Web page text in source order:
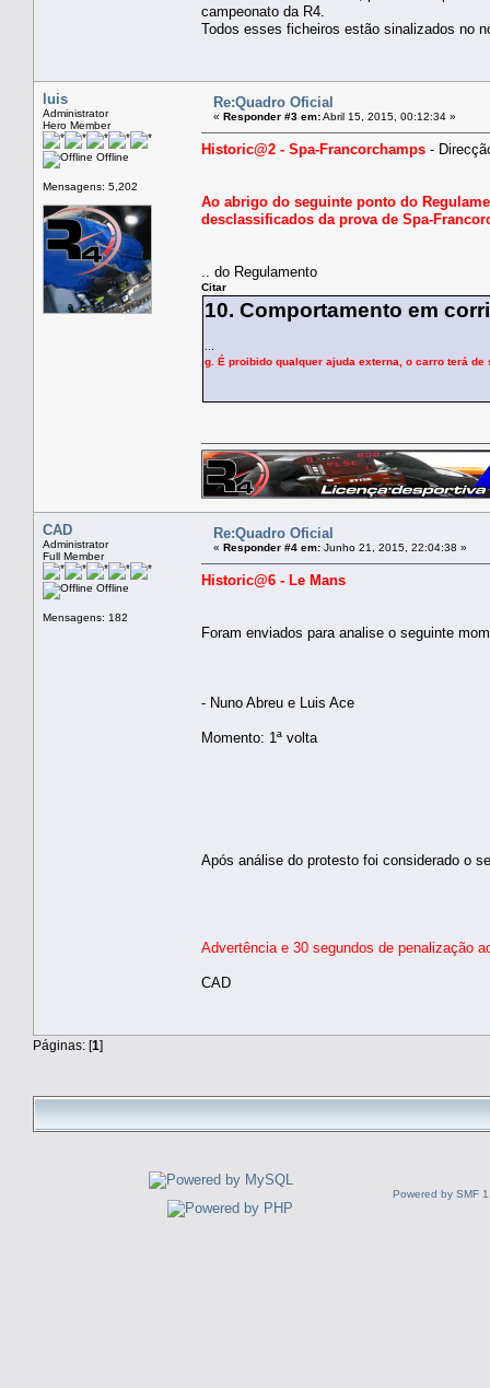
campeonato da R4.
Todos esses ficheiros estão sinalizados no
luis
Administrator
Hero Member
Offline
Mensagens: 5,202
Re:Quadro Oficial
« Responder #3 em:Abril 15, 2015, 00:12:34 »
Historic@2 - Spa-Francorchamps -
Ao abrigo do seguinte ponto do
desclassificados da prova de Spa-
.. do Regulamento
Citar
10. Comportamento em
g. É proibido qualquer ajuda externa, o carro terá
CAD
Administrator
Full Member
Offline
Mensagens: 182
Re:Quadro Oficial
« Responder #4 em: Junho 21, 2015, 22:04:38 »
Historic@6 - Le Mans
Foram enviados para analise o seguinte
- Nuno Abreu e Luis Ace
Momento: 1ª volta
Após análise do protesto foi considerado o
Advertência e 30 segundos de penalização
CAD
Páginas: [1]
Powered by SMF